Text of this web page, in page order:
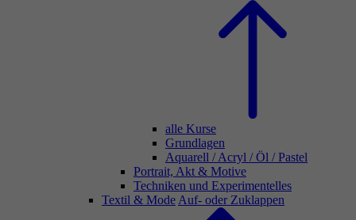
alle Kurse
Grundlagen
Aquarell / Acryl / Öl / Pastel
Portrait, Akt & Motive
Techniken und Experimentelles
Textil & Mode Auf- oder Zuklappen